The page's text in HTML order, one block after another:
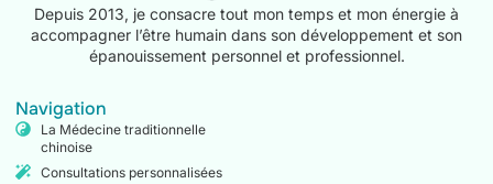
Depuis 2013, je consacre tout mon temps et mon énergie à
accompagner l’être humain dans son développement et son
épanouissement personnel et professionnel.
Navigation
La Médecine traditionnelle
chinoise
Consultations personnalisées